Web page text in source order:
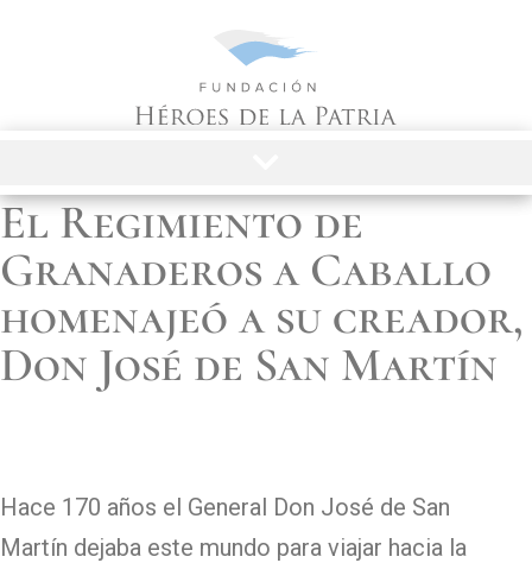
El Regimiento de
Granaderos a Caballo
homenajeó a su creador,
Don José de San Martín
Hace 170 años el General Don José de San
Martín dejaba este mundo para viajar hacia la